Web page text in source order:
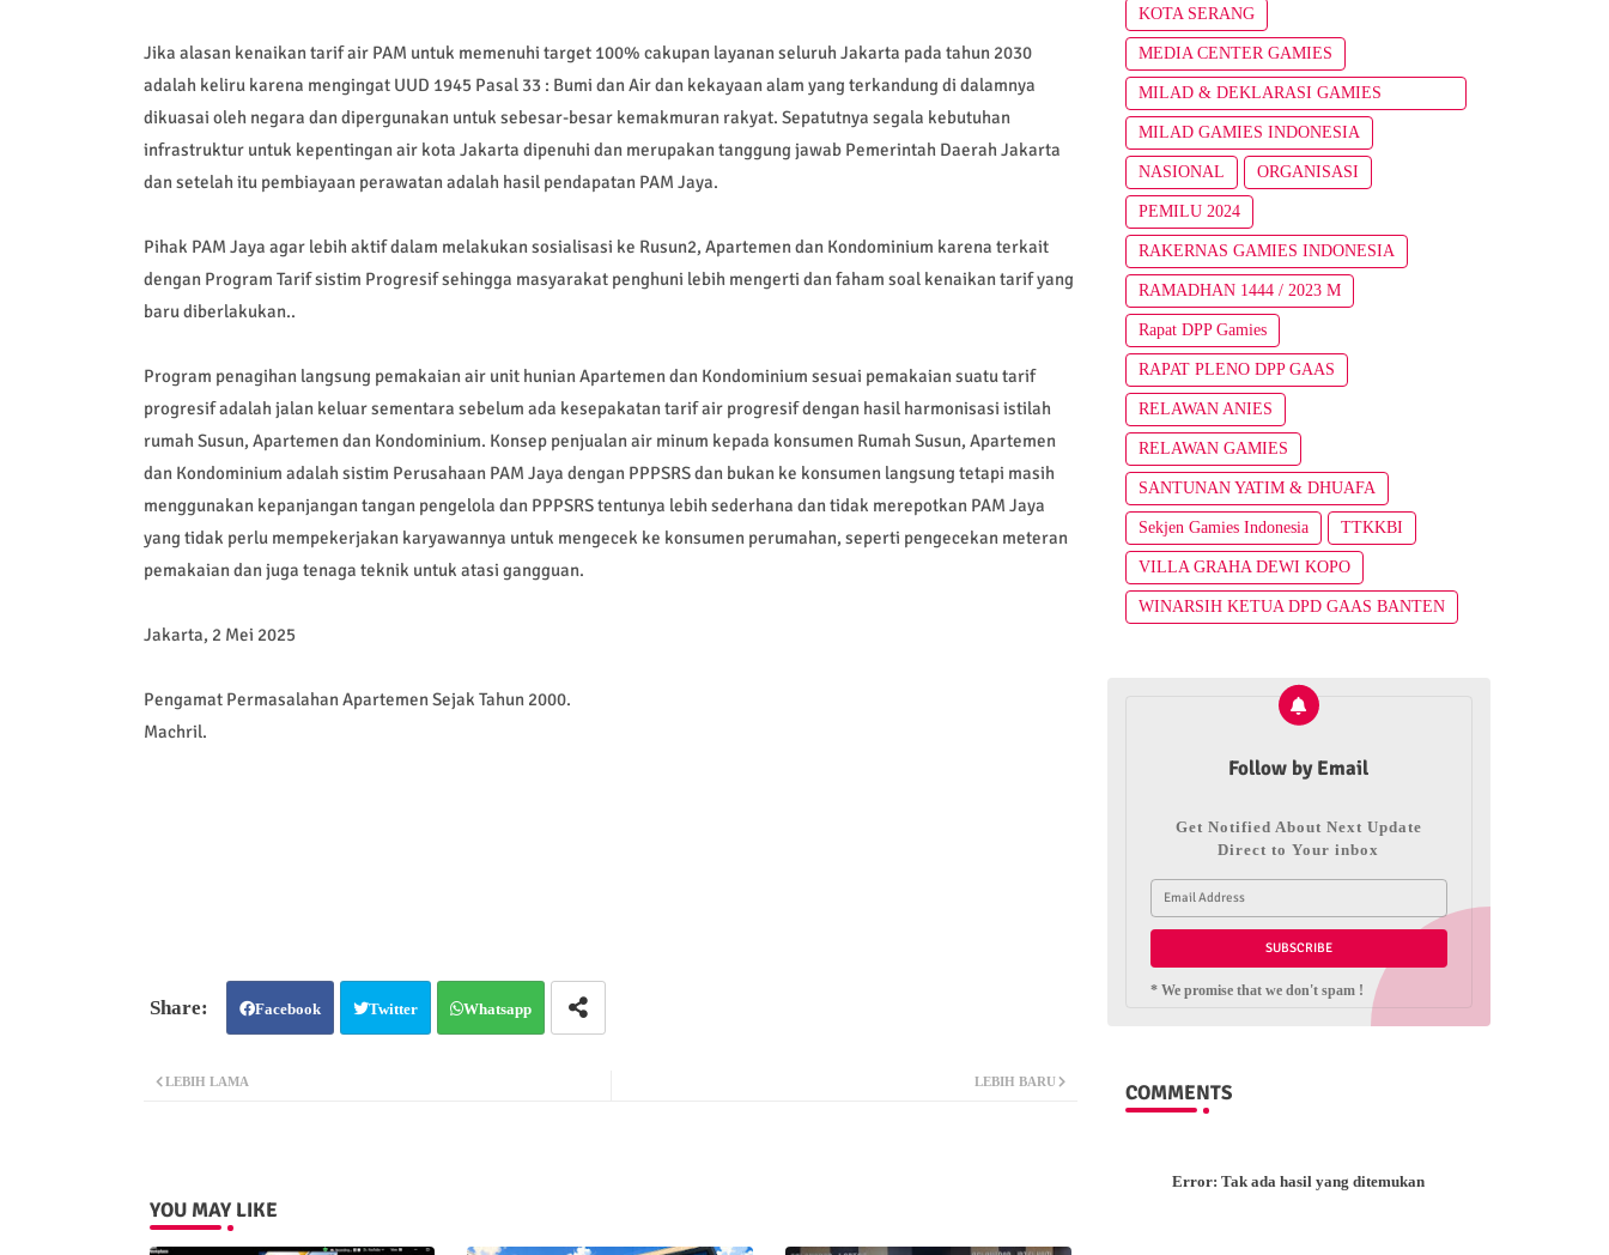
Jika alasan kenaikan tarif air PAM untuk memenuhi target 100% cakupan layanan seluruh Jakarta pada tahun 2030
adalah keliru karena mengingat UUD 1945 Pasal 33 : Bumi dan Air dan kekayaan alam yang terkandung di dalamnya
dikuasai oleh negara dan dipergunakan untuk sebesar-besar kemakmuran rakyat. Sepatutnya segala kebutuhan
infrastruktur untuk kepentingan air kota Jakarta dipenuhi dan merupakan tanggung jawab Pemerintah Daerah Jakarta
dan setelah itu pembiayaan perawatan adalah hasil pendapatan PAM Jaya.
Pihak PAM Jaya agar lebih aktif dalam melakukan sosialisasi ke Rusun2, Apartemen dan Kondominium karena terkait
dengan Program Tarif sistim Progresif sehingga masyarakat penghuni lebih mengerti dan faham soal kenaikan tarif yang
baru diberlakukan..
Program penagihan langsung pemakaian air unit hunian Apartemen dan Kondominium sesuai pemakaian suatu tarif
progresif adalah jalan keluar sementara sebelum ada kesepakatan tarif air progresif dengan hasil harmonisasi istilah
rumah Susun, Apartemen dan Kondominium. Konsep penjualan air minum kepada konsumen Rumah Susun, Apartemen
dan Kondominium adalah sistim Perusahaan PAM Jaya dengan PPPSRS dan bukan ke konsumen langsung tetapi masih
menggunakan kepanjangan tangan pengelola dan PPPSRS tentunya lebih sederhana dan tidak merepotkan PAM Jaya
yang tidak perlu mempekerjakan karyawannya untuk mengecek ke konsumen perumahan, seperti pengecekan meteran
pemakaian dan juga tenaga teknik untuk atasi gangguan.
Jakarta, 2 Mei 2025
Pengamat Permasalahan Apartemen Sejak Tahun 2000.
Machril.
Facebook Twitter Whatsapp
LEBIH BARU
LEBIH LAMA
YOU MAY LIKE
KOTA SERANG
MEDIA CENTER GAMIES
MILAD & DEKLARASI GAMIES
INDONESIA
MILAD GAMIES INDONESIA
NASIONAL ORGANISASI
PEMILU 2024
RAKERNAS GAMIES INDONESIA
RAMADHAN 1444 / 2023 M
Rapat DPP Gamies
RAPAT PLENO DPP GAAS
RELAWAN ANIES
RELAWAN GAMIES
SANTUNAN YATIM & DHUAFA
Sekjen Gamies Indonesia TTKKBI
VILLA GRAHA DEWI KOPO
WINARSIH KETUA DPD GAAS BANTEN
Follow by Email
Get Notified About Next Update
Direct to Your inbox
* We promise that we don't spam !
COMMENTS
Error: Tak ada hasil yang ditemukan